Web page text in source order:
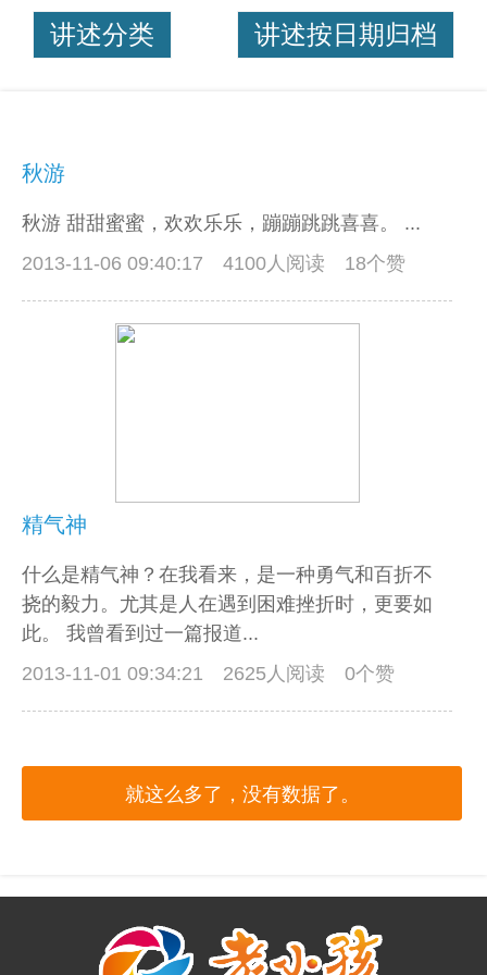
讲述分类 讲述按日期归档
秋游
秋游 甜甜蜜蜜，欢欢乐乐，蹦蹦跳跳喜喜。 ...
2013-11-06 09:40:17
4100人阅读 18个赞
精气神
什么是精气神？在我看来，是一种勇气和百折不
挠的毅力。尤其是人在遇到困难挫折时，更要如
此。 我曾看到过一篇报道...
2013-11-01 09:34:21
2625人阅读 0个赞
就这么多了，没有数据了。